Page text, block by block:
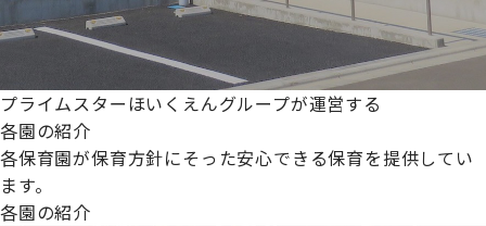
プライムスターほいくえんグループが運営する
各園の紹介
各保育園が保育方針にそった安心できる保育を提供してい
ます。
各園の紹介